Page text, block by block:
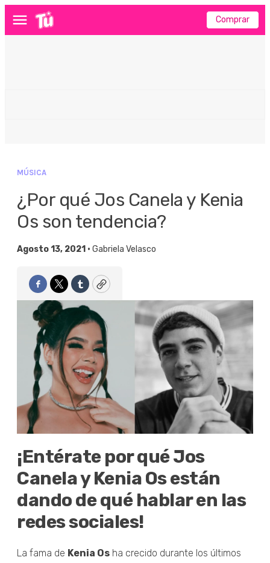
Menú Comprar
MÚSICA
¿Por qué Jos Canela y Kenia
Os son tendencia?
Agosto 13, 2021 • Gabriela Velasco
Facebook
TwitterTumblrCopy
¡Entérate por qué Jos
Canela y Kenia Os están
dando de qué hablar en las
redes sociales!
La fama de Kenia Os ha crecido durante los últimos